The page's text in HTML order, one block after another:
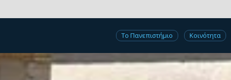
Το Πανεπιστήμιο Κοινότητα